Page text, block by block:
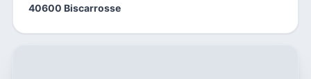
40600 Biscarrosse